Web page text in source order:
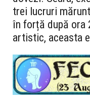
trei lucruri
în forță după ora
artistic, aceasta